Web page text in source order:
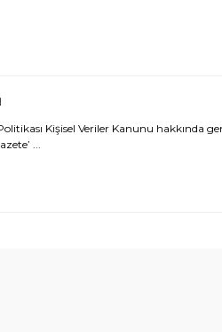
Kişisel Veriler Kanunu hakkında
...